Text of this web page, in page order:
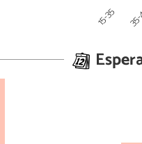
15-35